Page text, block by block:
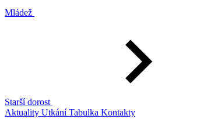
Mládež
Starší dorost
Aktuality UtkáníTabulka Kontakty